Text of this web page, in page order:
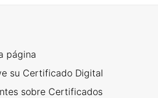
página
su Certificado Digital
sobre Certificados